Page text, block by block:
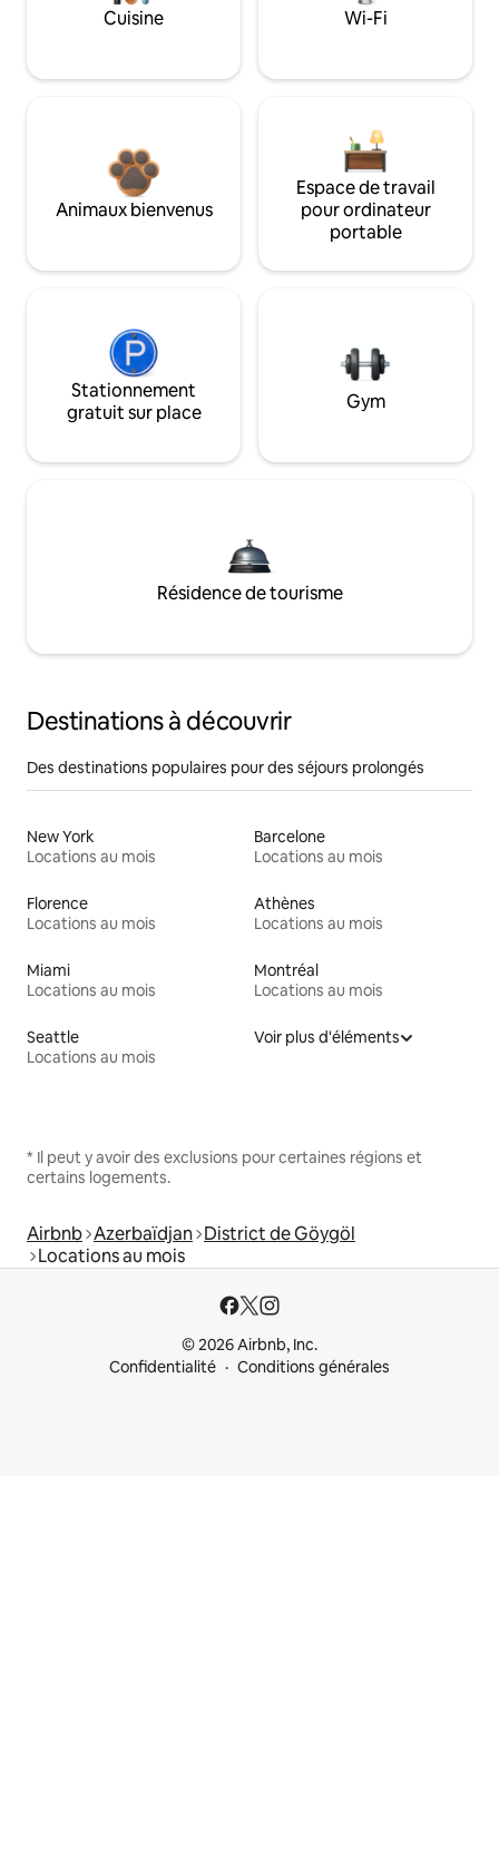
Cuisine Wi-Fi
Animaux bienvenus
Espace de travail
pour ordinateur
portable
Stationnement
gratuit sur place
Gym
Résidence de tourisme
Destinations à découvrir
Des destinations populaires pour des séjours prolongés
New York
Locations au mois
Barcelone
Locations au mois
Florence
Locations au mois
Athènes
Locations au mois
Miami
Locations au mois
Montréal
Locations au mois
Seattle
Locations au mois
Voir plus d'éléments
* Il peut y avoir des exclusions pour certaines régions et
certains logements.
Airbnb Azerbaïdjan District de Göygöl
Locations au mois
© 2026 Airbnb, Inc.
Confidentialité
Conditions générales